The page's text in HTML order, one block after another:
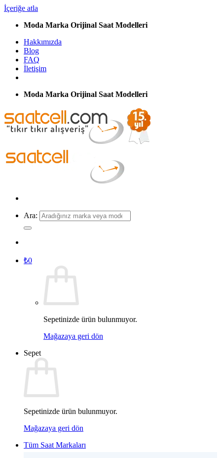
İçeriğe atla
Moda Marka Orijinal Saat Modelleri
Hakkımızda
Blog
FAQ
İletişim
Moda Marka Orijinal Saat Modelleri
Ara:
₺0
Sepetinizde ürün bulunmuyor.
Mağazaya geri dön
Sepet
Sepetinizde ürün bulunmuyor.
Mağazaya geri dön
Tüm Saat Markaları